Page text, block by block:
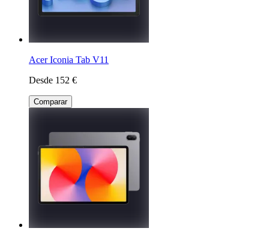
Acer Iconia Tab V11
Desde 152 €
Comparar